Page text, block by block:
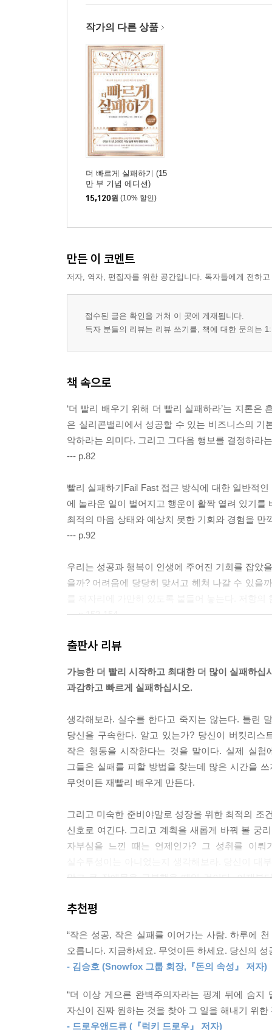
작가의 다른 상품
더 빠르게 실패하기 (15
만 부 기념 에디션)
15,120원 (10% 할인)
만든 이 코멘트
저자, 역자, 편집자를 위한 공간입니다. 독자들에게 전하
접수된 글은 확인을 거쳐 이 곳에 게재됩니다.
독자 분들의 리뷰는 리뷰 쓰기를, 책에 대한 문의는
책 속으로
‘더 빨리 배우기 위해 더 빨리 실패하라’는 지론
은 실리콘밸리에서 성공할 수 있는 비즈니스의
악하라는 의미다. 그리고 그다음 행보를 결정하라
--- p.82
빨리 실패하기Fail Fast 접근 방식에 대한 일반적
에 놀라운 일이 벌어지고 행운이 활짝 열려 있기
최적의 마음 상태와 예상치 못한 기회와 경험을 만
--- p.92
우리는 성공과 행복이 인생에 주어진 기회를 잡았
을까? 어려움에 당당히 맞서고 헤쳐 나갈 수 있을
--- p.153-154
사실 사람들 대부분 일을 미루는 데 일가견이 있
렇게 다짐을 하고 나면 한결 기분이 좋아져 ‘하루
기다.
득과 실로 행동을 결정할 때의 문제점은 부정적
능력이 더 뛰어나다. ‘실’에 ‘득’보다 높은 프리미
S보다 NO라는 이유를 더 잘 찾는다.
--- p.203
성공한 삶을 살기 위해서 성격 유형을 알아내거나
들의 성공과 행복을 방해하는 원인이다.
--- p.249
이 어떤 일에서라도 무언가를 얻는다는 뜻이다.
--- p.317
출판사 리뷰
가능한 더 빨리 시작하고 최대한 더 많이 실패하십
과감하고 빠르게 실패하십시오.
생각해보라. 실수를 한다고 죽지는 않는다. 틀린
당신을 구속한다. 알고 있는가? 당신이 버킷리
작은 행동을 시작한다는 것을 말이다. 실제 실험
그들은 실패를 피할 방법을 찾는데 많은 시간을
무엇이든 재빨리 배우게 만든다.
그리고 미숙한 준비야말로 성장을 위한 최적의 조
신호로 여긴다. 그리고 계획을 새롭게 바꿔 볼 궁
자부심을 느낀 때는 언제인가? 그 성취를 이
많고 큰 장애물을 극복했을 때일 것이다. 이제부
필자들은 실수와 실패를 의도적으로 사용하여
지금 바로 즐거움을 느낄 수 있는 일인가?
이 형편없는 직장을 그만두면! 이 이기적인 연인
돈을 좀 더 벌고 나면! 살을 좀 빼고 나면! 사랑하
추천평
“작은 성공, 작은 실패를 이어가는 사람. 하루에
오릅니다. 지금하세요. 무엇이든 하세요. 당신의
- 김승호 (Snowfox 그룹 회장,『돈의 속성』 저자)
“더 이상 게으른 완벽주의자라는 핑계 뒤에 숨
자신이 진짜 원하는 것을 찾아 그 일을 해내기 위한
- 드로우앤드류 (『럭키 드로우』 저자)